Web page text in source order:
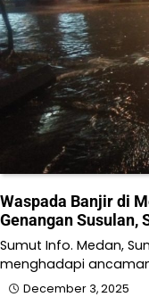
Waspada Banjir di
Genangan Susulan,
Sumut Info. Medan,
menghadapi
December 3, 2025